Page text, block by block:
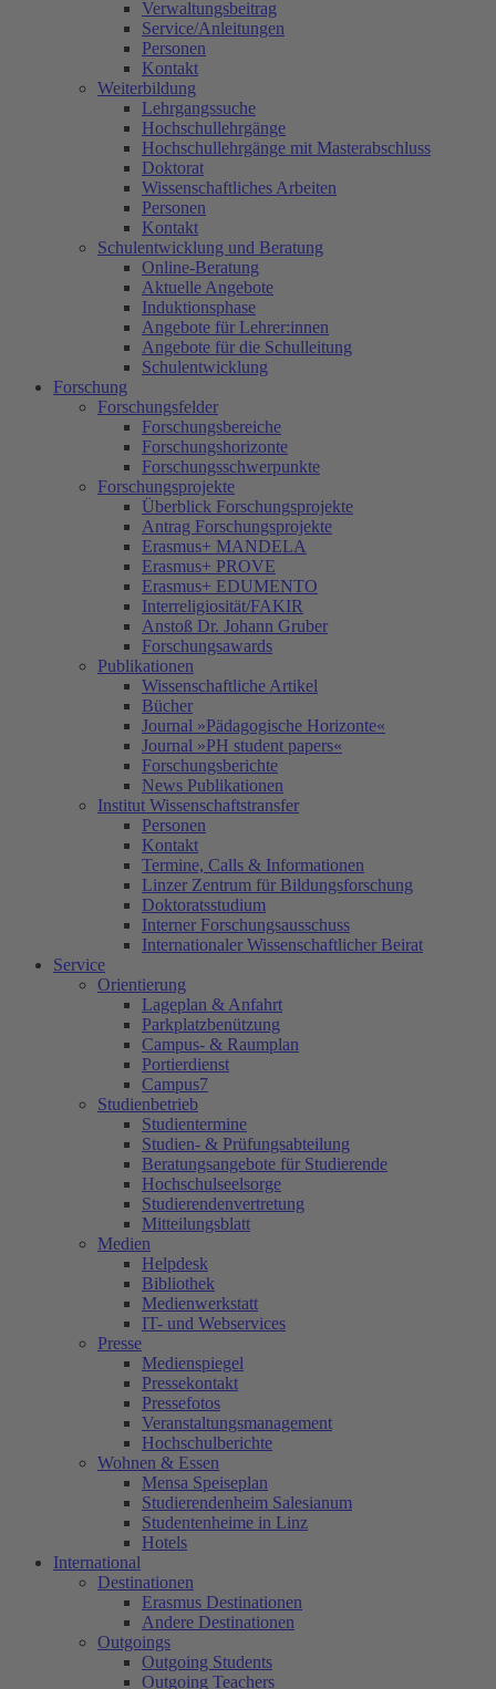
Verwaltungsbeitrag
Service/Anleitungen
Personen
Kontakt
Weiterbildung
Lehrgangssuche
Hochschullehrgänge
Hochschullehrgänge mit Masterabschluss
Doktorat
Wissenschaftliches Arbeiten
Personen
Kontakt
Schulentwicklung und Beratung
Online-Beratung
Aktuelle Angebote
Induktionsphase
Angebote für Lehrer:innen
Angebote für die Schulleitung
Schulentwicklung
Forschung
Forschungsfelder
Forschungsbereiche
Forschungshorizonte
Forschungsschwerpunkte
Forschungsprojekte
Überblick Forschungsprojekte
Antrag Forschungsprojekte
Erasmus+ MANDELA
Erasmus+ PROVE
Erasmus+ EDUMENTO
Interreligiosität/FAKIR
Anstoß Dr. Johann Gruber
Forschungsawards
Publikationen
Wissenschaftliche Artikel
Bücher
Journal »Pädagogische Horizonte«
Journal »PH student papers«
Forschungsberichte
News Publikationen
Institut Wissenschaftstransfer
Personen
Kontakt
Termine, Calls & Informationen
Linzer Zentrum für Bildungsforschung
Doktoratsstudium
Interner Forschungsausschuss
Internationaler Wissenschaftlicher Beirat
Service
Orientierung
Lageplan & Anfahrt
Parkplatzbenützung
Campus- & Raumplan
Portierdienst
Campus7
Studienbetrieb
Studientermine
Studien- & Prüfungsabteilung
Beratungsangebote für Studierende
Hochschulseelsorge
Studierendenvertretung
Mitteilungsblatt
Medien
Helpdesk
Bibliothek
Medienwerkstatt
IT- und Webservices
Presse
Medienspiegel
Pressekontakt
Pressefotos
Veranstaltungsmanagement
Hochschulberichte
Wohnen & Essen
Mensa Speiseplan
Studierendenheim Salesianum
Studentenheime in Linz
Hotels
International
Destinationen
Erasmus Destinationen
Andere Destinationen
Outgoings
Outgoing Students
Outgoing Teachers